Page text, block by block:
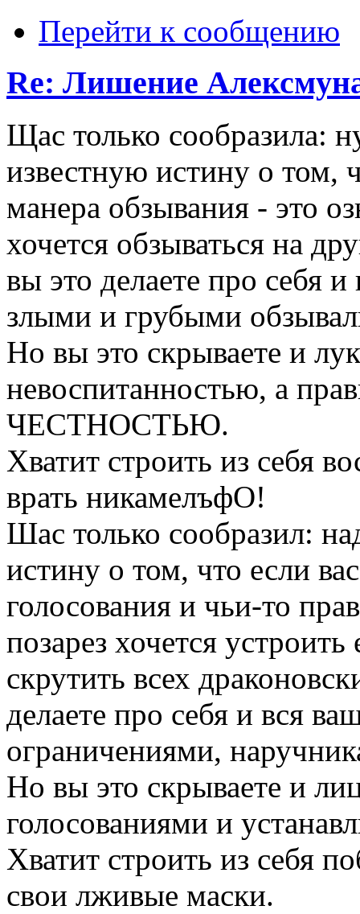
Перейти к сообщению
Re: Лишение
Щас только сообразила:
известную истину о том,
манера обзывания - это
хочется обзываться на
вы это делаете про себя
злыми и грубыми
Но вы это скрываете и
невоспитанностью, а
ЧЕСТНОСТЬЮ.
Хватит строить из себя
врать никамелъфО!
Шас только сообразил:
истину о том, что если
голосования и чьи-то
позарез хочется
скрутить всех
делаете про себя и вся
ограничениями,
Но вы это скрываете и
голосованиями и
Хватит строить из себя
свои лживые маски.